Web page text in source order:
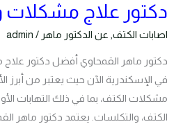
دكتور علاج مشكلات
اصابات الكتف عن الدكتور ماهر /
admin
دكتور ماهر القمحاوي أفضل دكتور
في الإسكندرية الآن حيث يعتبر من أبرز
مشكلات الكتف، بما في ذلك التهابات
الكتف، والتكلسات. يعتمد دكتور ماهر
مشكلات
وإصابات